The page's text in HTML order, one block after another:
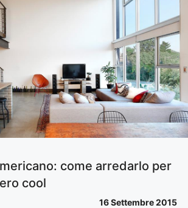
come arredarlo per
cool
16 Settembre 2015